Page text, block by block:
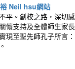
平。創校之路，深切
懷支持及全體師生家
現至聖先師孔子所言